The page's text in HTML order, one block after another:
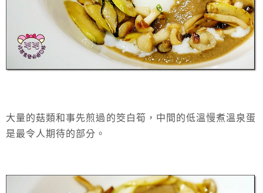
大量的菇類和事先煎過的筊白筍，中間的低溫慢煮溫泉蛋
是最令人期待的部分。